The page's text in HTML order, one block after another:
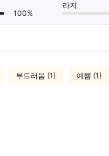
100%
라지
부드러움 (1) 예쁨 (1)